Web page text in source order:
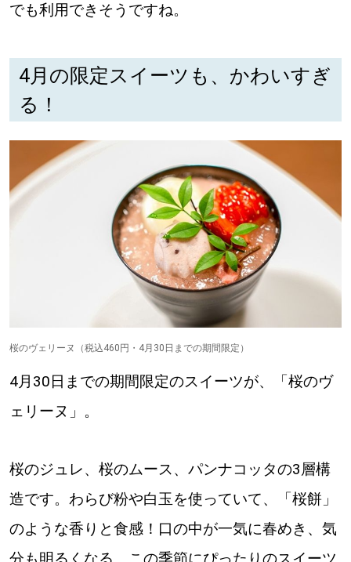
でも利用できそうですね。
4月の限定スイーツも、かわいすぎ
る！
桜のヴェリーヌ（税込460円・4月30日までの期間限定）
4月30日までの期間限定のスイーツが、「桜のヴ
ェリーヌ」。
桜のジュレ、桜のムース、パンナコッタの3層構
造です。わらび粉や白玉を使っていて、「桜餅」
のような香りと食感！口の中が一気に春めき、気